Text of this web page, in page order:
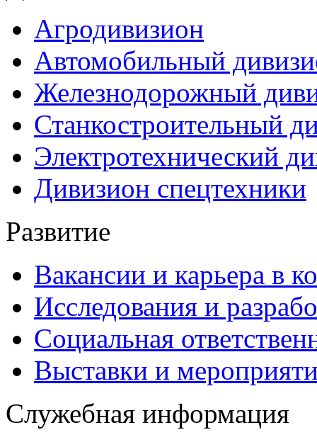
Агродивизион
Автомобильный
Железнодорожный
Станкостроительный
Электротехнический
Дивизион спецтехники
Развитие
Вакансии и карьера в
Исследования и
Социальная
Выставки и
Служебная информация